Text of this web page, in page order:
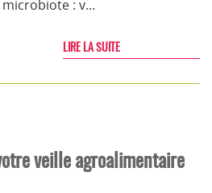
: v…
LIRE LA SUITE
veille agroalimentaire